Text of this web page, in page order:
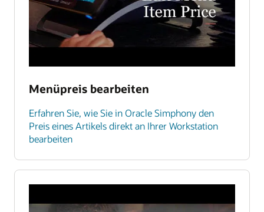
Menüpreis bearbeiten
Erfahren Sie, wie Sie in Oracle Simphony den
Preis eines Artikels direkt an Ihrer Workstation
bearbeiten